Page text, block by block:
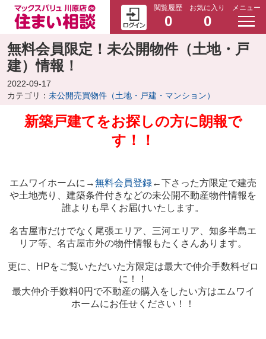
閲覧履歴
0
お気に入り
0
メニュー
無料会員限定！未公開物件（土地・戸
建）情報！
2022-09-17
カテゴリ： 未公開売買物件（土地・戸建・マンション）
新築戸建てをお探しの方に朗報で
す！！
エムワイホームに→無料会員登録←下さった方限定で建売
や土地売り、建築条件付きなどの未公開不動産物件情報を
誰よりも早くお届けいたします。
名古屋市だけでなく尾張エリア、三河エリア、知多半島エ
リア等、名古屋市外の物件情報もたくさんあります。
更に、HPをご覧いただいた方限定は最大で仲介手数料ゼロ
に！！
最大仲介手数料0円で不動産の購入をしたい方はエムワイ
ホームにお任せください！！